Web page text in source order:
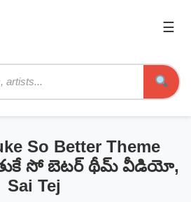
☰
So Better Theme
సో బెటర్‌ థీమ్ వీడియో,
Sai Tej